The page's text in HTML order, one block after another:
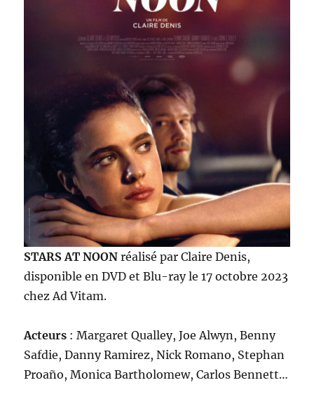
STARS AT NOONréalisé par Claire Denis,
disponible en DVD et Blu-ray le 17 octobre 2023
chez Ad Vitam.
Acteurs : Margaret Qualley, Joe Alwyn, Benny
Safdie, Danny Ramirez, Nick Romano, Stephan
Proaño, Monica Bartholomew, Carlos Bennett…